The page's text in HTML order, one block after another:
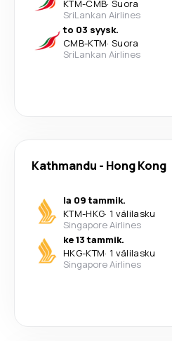
KTM-CMB· Suora
SriLankan Airlines
to 03 syysk.
CMB-KTM· Suora
SriLankan Airlines
Kathmandu - Hong Kong
la 09 tammik.
KTM-HKG· 1 välilasku
Singapore Airlines
ke 13 tammik.
HKG-KTM· 1 välilasku
Singapore Airlines